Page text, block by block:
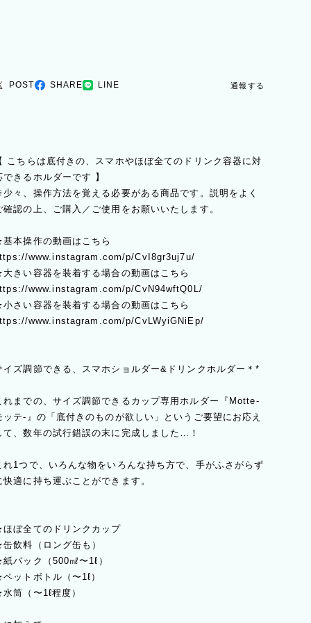
POST SHARE LINE 通報する
こちらは底付きの、スマホやほぼ全てのドリンク容器に対
できるホルダーです 】
々、操作方法を覚える必要がある商品です。説明をよく
確認の上、ご購入／ご使用をお願いいたします。
本操作の動画はこちら
www.instagram.com/p/CvI8gr3uj7u/
きい容器を装着する場合の動画はこちら
www.instagram.com/p/CvN94wftQ0L/
さい容器を装着する場合の動画はこちら
www.instagram.com/p/CvLWyiGNiEp/
イズ調節できる、スマホショルダー&ドリンクホルダー＊*
れまでの、サイズ調節できるカップ専用ホルダー『Motte-
ッテ-』の「底付きのものが欲しい」というご要望にお応え
て、数年の試行錯誤の末に完成しました…！
れ1つで、いろんな物をいろんな持ち方で、手がふさがらず
快適に持ち運ぶことができます。
ぼ全てのドリンクカップ
飲料（ロング缶も）
パック（500㎖〜1ℓ）
ットボトル（〜1ℓ）
筒（〜1ℓ程度）